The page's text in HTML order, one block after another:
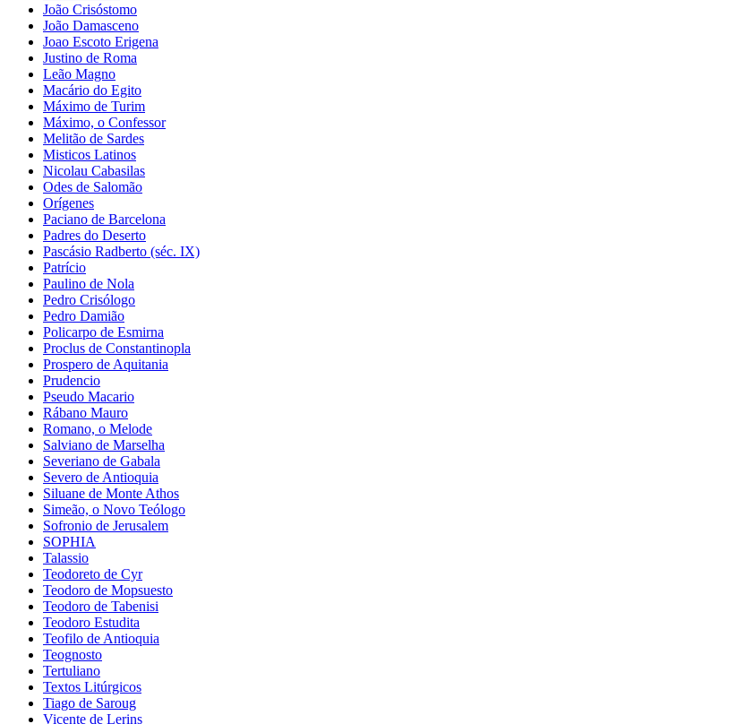
João Crisóstomo
João Damasceno
Joao Escoto Erigena
Justino de Roma
Leão Magno
Macário do Egito
Máximo de Turim
Máximo, o Confessor
Melitão de Sardes
Misticos Latinos
Nicolau Cabasilas
Odes de Salomão
Orígenes
Paciano de Barcelona
Padres do Deserto
Pascásio Radberto (séc. IX)
Patrício
Paulino de Nola
Pedro Crisólogo
Pedro Damião
Policarpo de Esmirna
Proclus de Constantinopla
Prospero de Aquitania
Prudencio
Pseudo Macario
Rábano Mauro
Romano, o Melode
Salviano de Marselha
Severiano de Gabala
Severo de Antioquia
Siluane de Monte Athos
Simeão, o Novo Teólogo
Sofronio de Jerusalem
SOPHIA
Talassio
Teodoreto de Cyr
Teodoro de Mopsuesto
Teodoro de Tabenisi
Teodoro Estudita
Teofilo de Antioquia
Teognosto
Tertuliano
Textos Litúrgicos
Tiago de Saroug
Vicente de Lerins